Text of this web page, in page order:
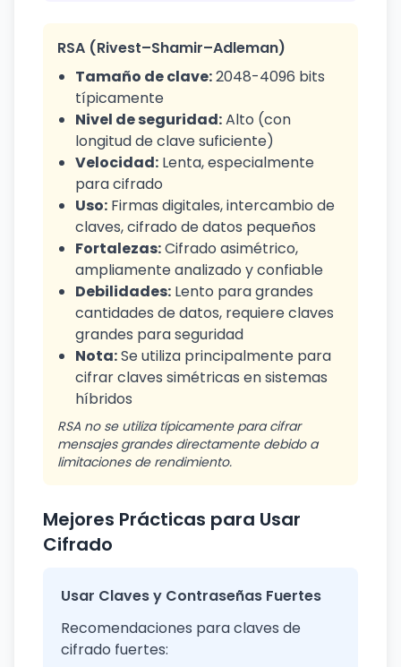
RSA (Rivest–Shamir–Adleman)
Tamaño de clave:2048-4096 bits
típicamente
Nivel de seguridad:Alto (con
longitud de clave suficiente)
Velocidad: Lenta, especialmente
para cifrado
Uso: Firmas digitales, intercambio de
claves, cifrado de datos pequeños
Fortalezas:Cifrado asimétrico,
ampliamente analizado y confiable
Debilidades: Lento para grandes
cantidades de datos, requiere claves
grandes para seguridad
Nota:Se utiliza principalmente para
cifrar claves simétricas en sistemas
híbridos
RSA no se utiliza típicamente para cifrar
mensajes grandes directamente debido a
limitaciones de rendimiento.
Mejores Prácticas para Usar
Cifrado
Usar Claves y Contraseñas Fuertes
Recomendaciones para claves de
cifrado fuertes: